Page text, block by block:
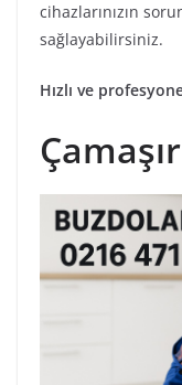
cihazlarınızın
sağlayabilirsiniz.
Hızlı ve